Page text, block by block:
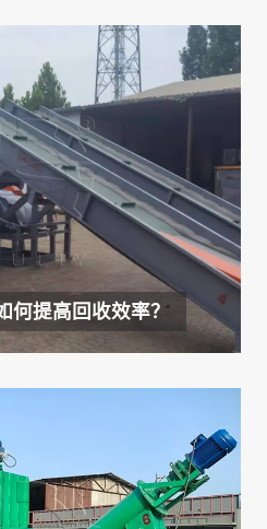
何提高回收效率？